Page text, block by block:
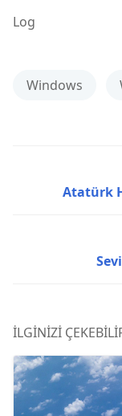
Log
Windows
Atatürk
İLGINIZI